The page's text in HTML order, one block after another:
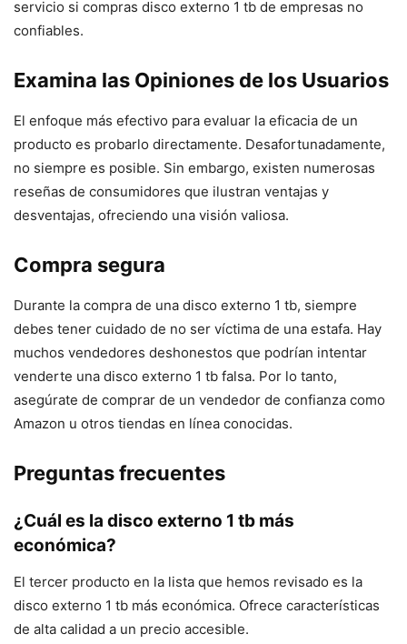
servicio si compras disco externo 1 tb de empresas no
confiables.
Examina las Opiniones de los Usuarios
El enfoque más efectivo para evaluar la eficacia de un
producto es probarlo directamente. Desafortunadamente,
no siempre es posible. Sin embargo, existen numerosas
reseñas de consumidores que ilustran ventajas y
desventajas, ofreciendo una visión valiosa.
Compra segura
Durante la compra de una disco externo 1 tb, siempre
debes tener cuidado de no ser víctima de una estafa. Hay
muchos vendedores deshonestos que podrían intentar
venderte una disco externo 1 tb falsa. Por lo tanto,
asegúrate de comprar de un vendedor de confianza como
Amazon u otros tiendas en línea conocidas.
Preguntas frecuentes
¿Cuál es la disco externo 1 tb más
económica?
El tercer producto en la lista que hemos revisado es la
disco externo 1 tb más económica. Ofrece características
de alta calidad a un precio accesible.